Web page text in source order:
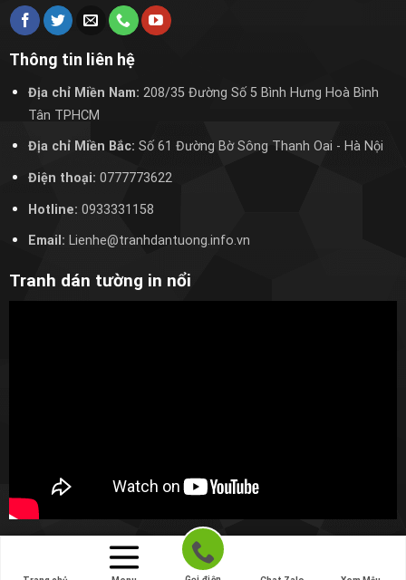
Thông tin liên hệ
Địa chỉ Miền Nam: 208/35 Đường Số 5 Bình Hưng Hoà Bình
Tân TPHCM
Địa chỉ Miền Bắc: Số 61 Đường Bờ Sông Thanh Oai - Hà Nội
Điện thoại: 0777773622
Hotline: 0933331158
Email: Lienhe@tranhdantuong.info.vn
Tranh dán tường in nổi
Copyright 2026 ©Xưởng tranh Thiên Bảo